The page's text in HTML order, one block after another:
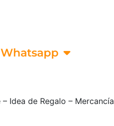
Whatsapp
Idea de Regalo – Mercancía